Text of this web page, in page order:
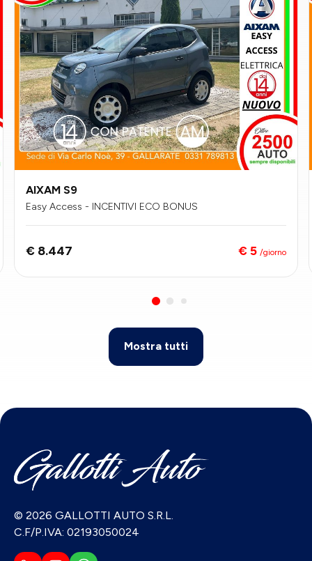
AIXAM S9
Easy Access - INCENTIVI ECO BONUS
€ 8.447 € 5 /giorno
Mostra tutti
© 2026 GALLOTTI AUTO S.R.L.
C.F/P.IVA: 02193050024